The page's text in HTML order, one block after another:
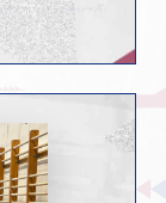
versenyzői
emellett
pedig